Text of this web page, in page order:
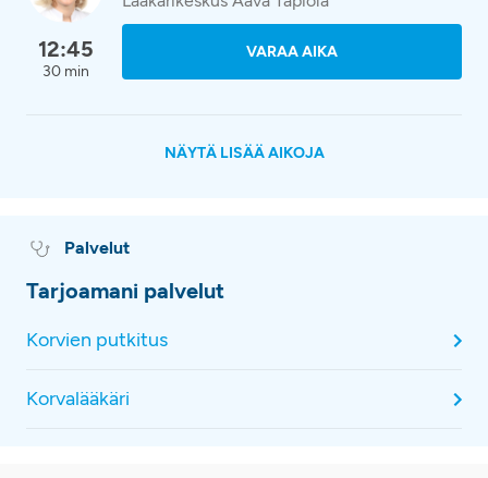
12:45
30 min
VARAA AIKA
NÄYTÄ LISÄÄ AIKOJA
Palvelut
Tarjoamani palvelut
Korvien putkitus
Korvalääkäri